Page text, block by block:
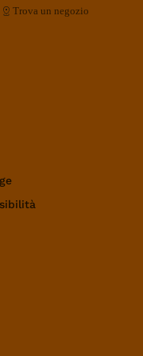
Trova un negozio